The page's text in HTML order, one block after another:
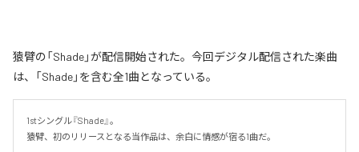
猿臂の「Shade」が配信開始された。今回デジタル配信された楽曲
は、「Shade」を含む全1曲となっている。
1stシングル『Shade』。
猿臂、初のリリースとなる当作品は、余白に情感が宿る1曲だ。